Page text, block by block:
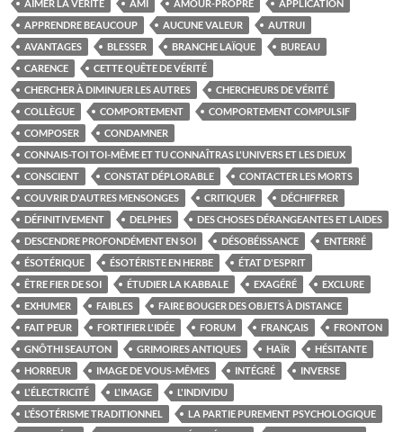
AIMER LA VÉRITÉ
AMI AMOUR-PROPRE
APPLICATION
APPRENDRE BEAUCOUP
AUCUNE VALEUR
AUTRUI
AVANTAGES
BLESSER BRANCHE LAÏQUE
BUREAU
CARENCE
CETTE QUÊTE DE VÉRITÉ
CHERCHER À DIMINUER LES AUTRES
CHERCHEURS DE VÉRITÉ
COLLÈGUE
COMPORTEMENT
COMPORTEMENT COMPULSIF
COMPOSER
CONDAMNER
CONNAIS-TOI TOI-MÊME ET TU CONNAÎTRAS L'UNIVERS ET LES DIEUX
CONSCIENT
CONSTAT DÉPLORABLE
CONTACTER LES MORTS
COUVRIR D'AUTRES MENSONGES
CRITIQUER
DÉCHIFFRER
DÉFINITIVEMENT
DELPHES
DES CHOSES DÉRANGEANTES ET LAIDES
DESCENDRE PROFONDÉMENT EN SOI
DÉSOBÉISSANCE
ENTERRÉ
ÉSOTÉRIQUE
ÉSOTÉRISTE EN HERBE
ÉTAT D'ESPRIT
ÊTRE FIER DE SOI
ÉTUDIER LA KABBALE EXAGÉRÉ
EXCLURE
EXHUMER
FAIBLES
FAIRE BOUGER DES OBJETS À DISTANCE
FAIT PEUR
FORTIFIER L'IDÉE FORUM FRANÇAIS
FRONTON
GNÔTHI SEAUTON
GRIMOIRES ANTIQUES HAÏR
HÉSITANTE
HORREUR
IMAGE DE VOUS-MÊMES INTÉGRÉ
INVERSE
L'ÉLECTRICITÉ
L'IMAGE
L'INDIVIDU
L’ÉSOTÉRISME TRADITIONNEL
LA PARTIE PUREMENT PSYCHOLOGIQUE